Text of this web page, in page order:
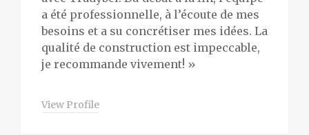
a été professionnelle, à l’écoute de mes
besoins et a su concrétiser mes idées. La
qualité de construction est impeccable,
je recommande vivement! »
View Profile